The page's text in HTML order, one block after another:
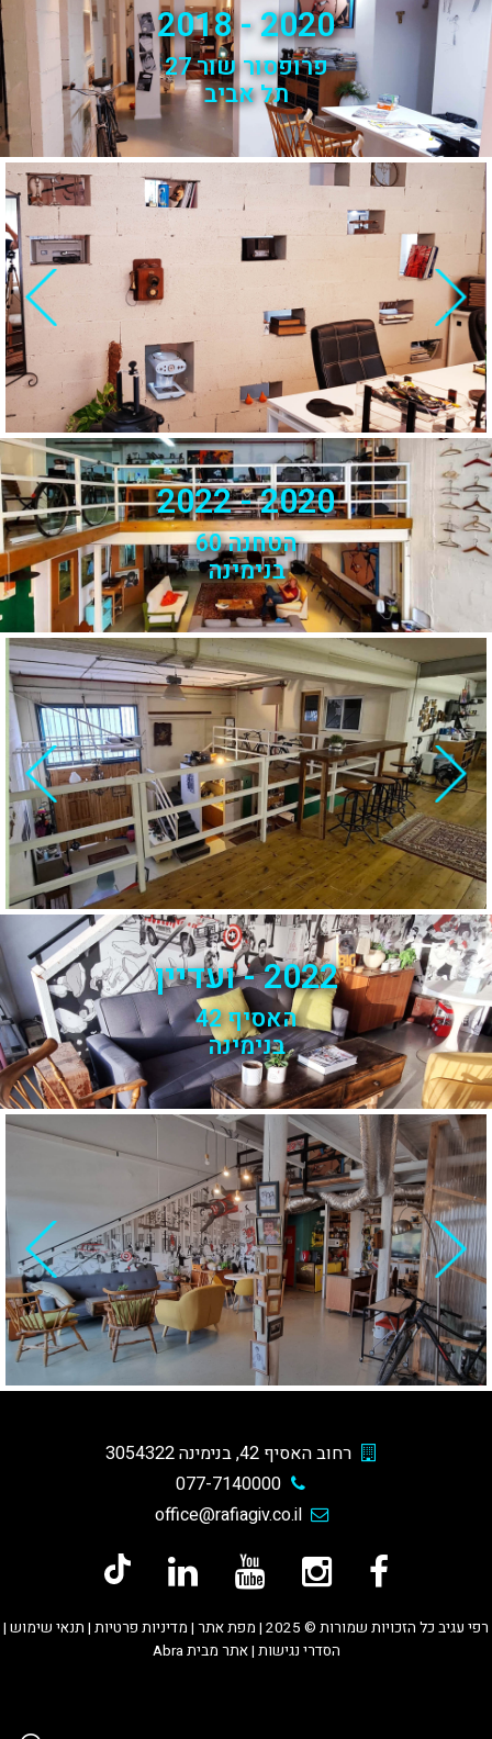
2020 - 2018
פרופסור שור 27
תל אביב
2020 - 2022
הטחנה 60
בנימינה
2022 - ועדיין
האסיף 42
בנימינה
רחוב האסיף 42, בנימינה 3054322
077-7140000
office@rafiagiv.co.il
רפי עגיב כל הזכויות שמורות © 2025 | מפת אתר | מדיניות פרטיות | תנאי שימוש |
הסדרי נגישות |אתר מבית Abra